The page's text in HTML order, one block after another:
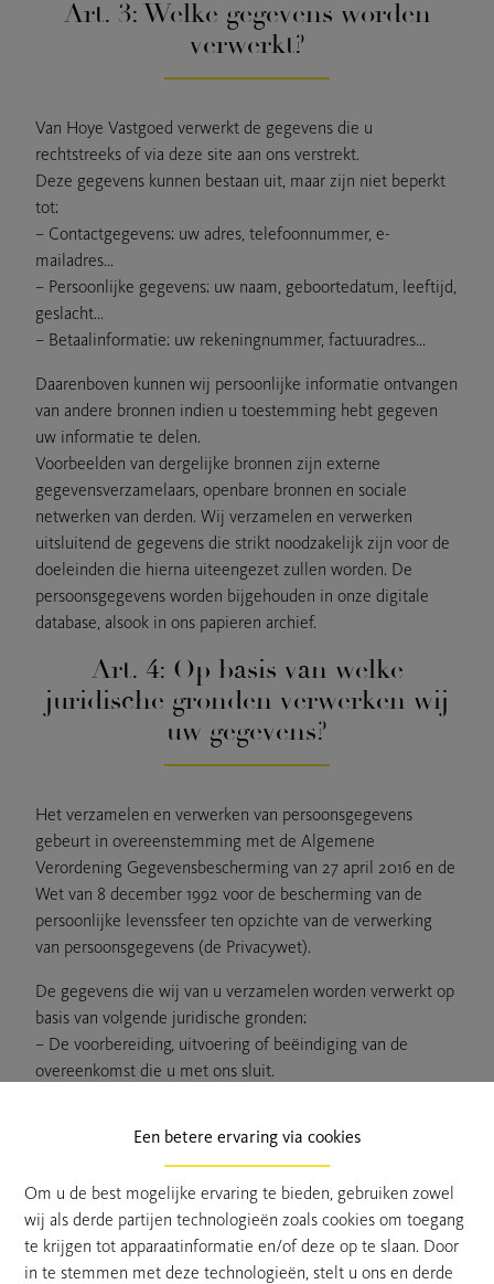
Een betere ervaring via cookies
Om u de best mogelijke ervaring te bieden, gebruiken zowel
wij als derde partijen technologieën zoals cookies om toegang
te krijgen tot apparaatinformatie en/of deze op te slaan. Door
in te stemmen met deze technologieën, stelt u ons en derde
Art. 3: Welke gegevens worden
verwerkt?
Van Hoye Vastgoed verwerkt de gegevens die u
rechtstreeks of via deze site aan ons verstrekt.
Deze gegevens kunnen bestaan uit, maar zijn niet beperkt
tot:
– Contactgegevens: uw adres, telefoonnummer, e-
mailadres…
– Persoonlijke gegevens: uw naam, geboortedatum, leeftijd,
geslacht…
– Betaalinformatie: uw rekeningnummer, factuuradres…
Daarenboven kunnen wij persoonlijke informatie ontvangen
van andere bronnen indien u toestemming hebt gegeven
uw informatie te delen.
Voorbeelden van dergelijke bronnen zijn externe
gegevensverzamelaars, openbare bronnen en sociale
netwerken van derden. Wij verzamelen en verwerken
uitsluitend de gegevens die strikt noodzakelijk zijn voor de
doeleinden die hierna uiteengezet zullen worden. De
persoonsgegevens worden bijgehouden in onze digitale
database, alsook in ons papieren archief.
Art. 4: Op basis van welke
juridische gronden verwerken wij
uw gegevens?
Het verzamelen en verwerken van persoonsgegevens
gebeurt in overeenstemming met de Algemene
Verordening Gegevensbescherming van 27 april 2016 en de
Wet van 8 december 1992 voor de bescherming van de
persoonlijke levenssfeer ten opzichte van de verwerking
van persoonsgegevens (de Privacywet).
De gegevens die wij van u verzamelen worden verwerkt op
basis van volgende juridische gronden:
– De voorbereiding, uitvoering of beëindiging van de
overeenkomst die u met ons sluit.
– De behartiging van onze gerechtvaardigde belangen.
Art. 5: Waarom verwerken wij uw
persoonsgegevens?